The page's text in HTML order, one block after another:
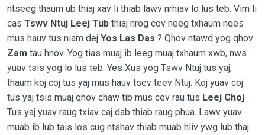
ntseeg thaum ub thiaj xav li thiab lawv nrhiav lo lus teb. Vim li
cas Tswv Ntuj Leej Tubthiaj nrog cov neeg txhaum nqes
mus hauv tus niam dej Yos Las Das ? Qhov ntawd yog qhov
Zam tau hnov. Yog tias muaj ib leeg muaj txhaum xwb, nws
yuav tsis yog lo lus teb. Yes Xus yog Tswv Ntuj tus yaj,
thaum koj coj tus yaj mus hauv tsev teev Ntuj. Koj yuav coj
tus yaj tsis muaj qhov chaw tib mus cev rau tus Leej Choj.
Tus yaj yuav raug txiav caj dab thiab raug phua. Lawv yuav
muab ib lub tais los cug ntshav thiab muab hliv ywg lub thaj